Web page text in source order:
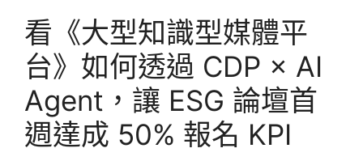
看《大型知識型媒體平
台》如何透過 CDP × AI
Agent，讓 ESG 論壇首
週達成 50% 報名 KPI